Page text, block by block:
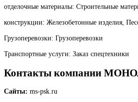
отделочные материалы: Строительные
конструкции: Железобетонные изделия,
Грузоперевозки: Грузоперевозки
Транспортные услуги: Заказ спецтехники
Контакты компании
Сайты: ms-psk.ru